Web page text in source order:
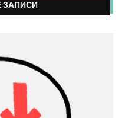
ЗАПИСИ